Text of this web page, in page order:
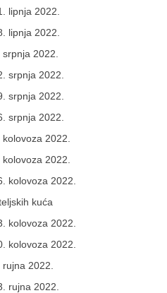
lipnja 2022.
lipnja 2022.
2022.
srpnja 2022.
srpnja 2022.
srpnja 2022.
2022.
2022.
kolovoza 2022.
kuća
kolovoza 2022.
kolovoza 2022.
2022.
rujna 2022.